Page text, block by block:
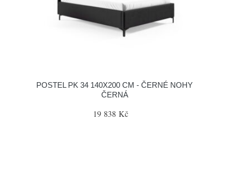
POSTEL PK 34 140X200 CM - ČERNÉ NOHY
ČERNÁ
19 838 Kč